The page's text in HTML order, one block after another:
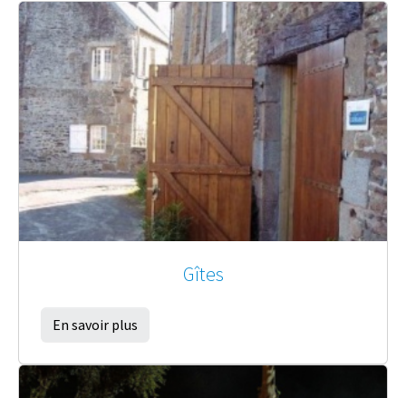
Gîtes
En savoir plus